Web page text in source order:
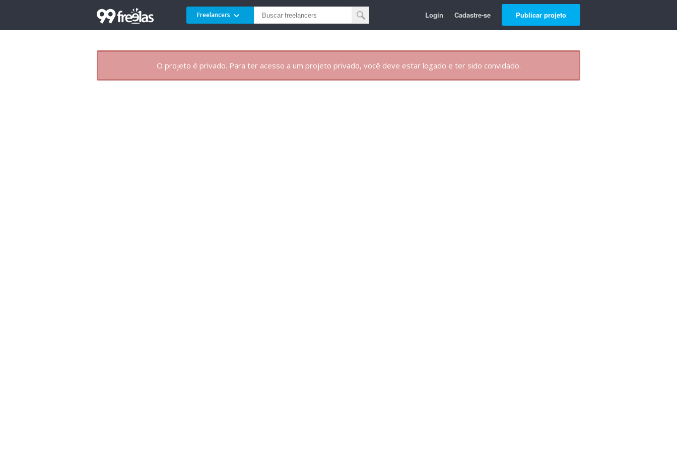
Freelancers Login Cadastre-se Publicar projeto
O projeto é privado. Para ter acesso a um projeto privado, você deve estar logado e ter sido convidado.